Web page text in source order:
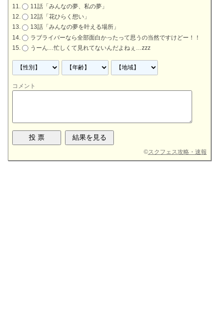
11話「みんなの夢、私の夢」
12話「花ひらく想い」
13話「みんなの夢を叶える場所」
ラブライバーなら全部面白かったって思うの当然ですけどー！！
うーん…忙しくて見れてないんだよねぇ…zzz
コメント
©スクフェス攻略・速報